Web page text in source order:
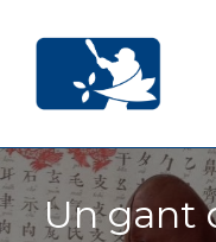
Un gant